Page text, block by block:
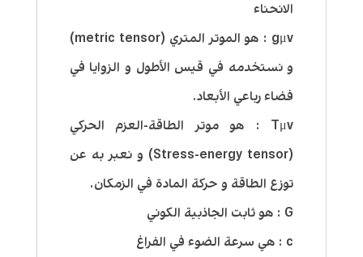
الانحناء
gμv : هو الموتر المتري (metric tensor)
و نستخدمه في قيس الأطول و الزوايا في
فضاء رباعي الأبعاد.
Tμv : هو موتر الطاقة-العزم الحركي
(Stress-energy tensor) و نعبر به عن
توزع الطاقة و حركة المادة في الزمكان.
G : هو ثابت الجاذبية الكوني
c : هي سرعة الضوء في الفراغ